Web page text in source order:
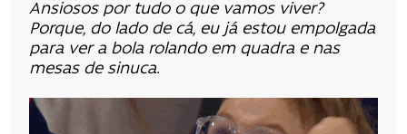
Ansiosos por tudo o que vamos viver?
Porque, do lado de cá, eu já estou empolgada
para ver a bola rolando em quadra e nas
mesas de sinuca.